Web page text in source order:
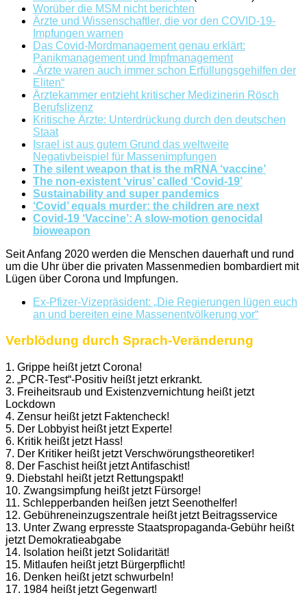
Worüber die MSM nicht berichten
Ärzte und Wissenschaftler, die vor den COVID-19-
Impfungen warnen
Das Covid-Mordmanagement genau erklärt:
Panikmanagement und Impfmanagement
„Ärzte waren auch immer schon Erfüllungsgehilfen der
Eliten“
Ärztekammer entzieht kritischer Medizinerin Rösch
Berufslizenz
Kritische Ärzte: Unterdrückung durch den deutschen
Staat
Israel ist aus gutem Grund das weltweite
Negativbeispiel für Massenimpfungen
The silent weapon that is the mRNA ‘vaccine’
The non-existent ‘virus’ called ‘Covid-19’
Sustainability and super pandemics
‘Covid’ equals murder: the children are next
Covid-19 ‘Vaccine’: A slow-motion genocidal
bioweapon
Seit Anfang 2020 werden die Menschen dauerhaft und rund
um die Uhr über die privaten Massenmedien bombardiert mit
Lügen über Corona und Impfungen.
Ex-Pfizer-Vizepräsident: „Die Regierungen lügen euch
an und bereiten eine Massenentvölkerung vor“
Verblödung durch Sprach-Veränderung
1. Grippe heißt jetzt Corona!
2. „PCR-Test“-Positiv heißt jetzt erkrankt.
3. Freiheitsraub und Existenzvernichtung heißt jetzt
Lockdown
4. Zensur heißt jetzt Faktencheck!
5. Der Lobbyist heißt jetzt Experte!
6. Kritik heißt jetzt Hass!
7. Der Kritiker heißt jetzt Verschwörungstheoretiker!
8. Der Faschist heißt jetzt Antifaschist!
9. Diebstahl heißt jetzt Rettungspakt!
10. Zwangsimpfung heißt jetzt Fürsorge!
11. Schlepperbanden heißen jetzt Seenothelfer!
12. Gebühreneinzugszentrale heißt jetzt Beitragsservice
13. Unter Zwang erpresste Staatspropaganda-Gebühr heißt
jetzt Demokratieabgabe
14. Isolation heißt jetzt Solidarität!
15. Mitlaufen heißt jetzt Bürgerpflicht!
16. Denken heißt jetzt schwurbeln!
17. 1984 heißt jetzt Gegenwart!